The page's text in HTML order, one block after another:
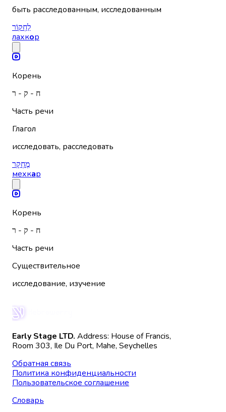
быть расследованным, исследованным
לַחְקוֹר
лахкор
Корень
ח - ק - ר
Часть речи
Глагол
исследовать, расследовать
מֶחְקָר
мехкар
Корень
ח - ק - ר
Часть речи
Существительное
исследование, изучение
Early Stage LTD. Address: House of Francis,
Room 303, Ile Du Port, Mahe, Seychelles
Обратная связь
Политика конфиденциальности
Пользовательское соглашение
Словарь